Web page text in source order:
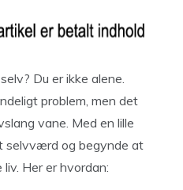
Du er ikke alene.
problem, men det
vane. Med en lille
selvværd og begynde at
Her er hvordan: